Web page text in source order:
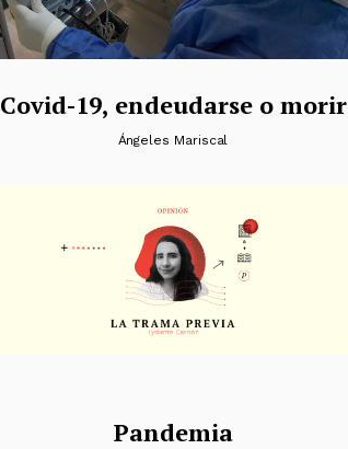
Covid-19, endeudarse o morir
Ángeles Mariscal
Pandemia